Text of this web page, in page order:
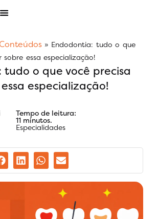
» Endodontia: tudo o que
sobre essa especialização!
tudo o que você precisa
especialização!
Tempo de leitura:
11 minutos.
Especialidades